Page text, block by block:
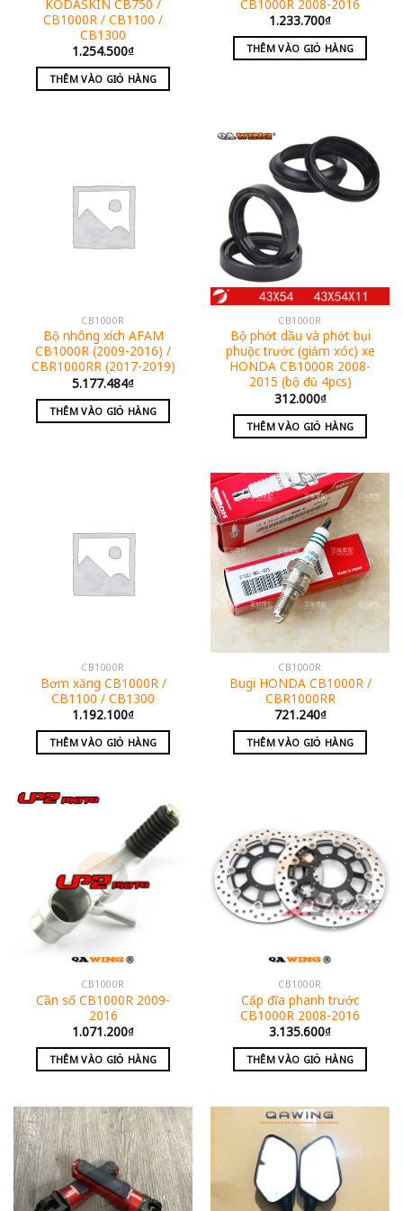
KODASKIN CB750 /
CB1000R / CB1100 /
CB1300
1.254.500₫
THÊM VÀO GIỎ HÀNG
CB1000R 2008-2016
1.233.700₫
THÊM VÀO GIỎ HÀNG
CB1000R
Bộ nhông xích AFAM
CB1000R (2009-2016) /
CBR1000RR (2017-2019)
5.177.484₫
THÊM VÀO GIỎ HÀNG
CB1000R
Bộ phớt dầu và phớt bụi
phuộc trước (giảm xóc) xe
HONDA CB1000R 2008-
2015 (bộ đủ 4pcs)
312.000₫
THÊM VÀO GIỎ HÀNG
CB1000R
Bơm xăng CB1000R /
CB1100 / CB1300
1.192.100₫
THÊM VÀO GIỎ HÀNG
CB1000R
Bugi HONDA CB1000R /
CBR1000RR
721.240₫
THÊM VÀO GIỎ HÀNG
CB1000R
Cần số CB1000R 2009-
2016
1.071.200₫
THÊM VÀO GIỎ HÀNG
CB1000R
Cặp đĩa phanh trước
CB1000R 2008-2016
3.135.600₫
THÊM VÀO GIỎ HÀNG